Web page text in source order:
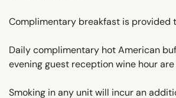
Complimentary breakfast is provided
Daily complimentary hot American
evening guest reception wine hour
Smoking in any unit will incur an